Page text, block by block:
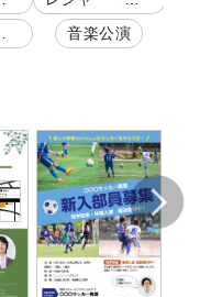
楽
音楽公演